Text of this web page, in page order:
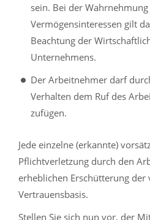
sein. Bei der
Vermögensinteressen gilt
Beachtung der
Unternehmens.
Der Arbeitnehmer darf
Verhalten dem Ruf des
zufügen.
Jede einzelne (erkannte)
Pflichtverletzung durch den
erheblichen Erschütterung der
Vertrauensbasis.
Stellen Sie sich nun vor, der